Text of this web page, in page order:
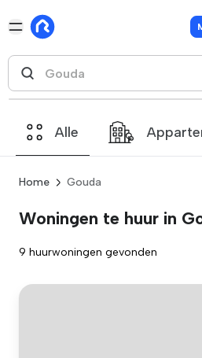
Alle
Home Gouda
Woningen te huur in
9 huurwoningen gevonden